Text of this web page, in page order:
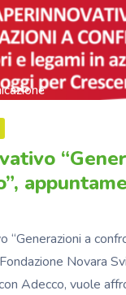
“Generazioni a
Novara
Adecco, vuole